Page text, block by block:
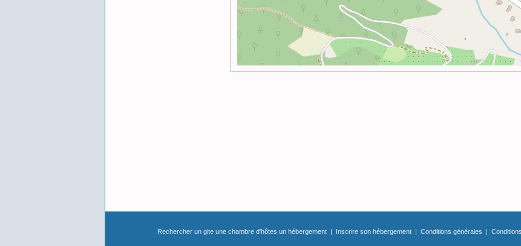
Rechercher un gite une chambre d'hôtes un hébergement | Inscrire son hébergement | Conditions générales |